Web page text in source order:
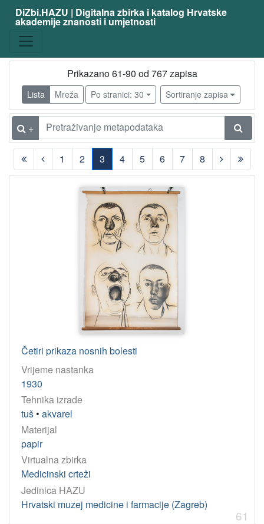
DiZbi.HAZU | Digitalna zbirka i katalog Hrvatske
akademije znanosti i umjetnosti
Prikazano 61-90 od 767 zapisa
Lista Mreža Po stranici: 30 Sortiranje zapisa
+
1 2
3
(current)
4 5 6 7 8
Četiri prikaza nosnih bolesti
Vrijeme nastanka
1930
Tehnika izrade
tuš • akvarel
Materijal
papir
Virtualna zbirka
Medicinski crteži
Jedinica HAZU
Hrvatski muzej medicine i farmacije (Zagreb)
61